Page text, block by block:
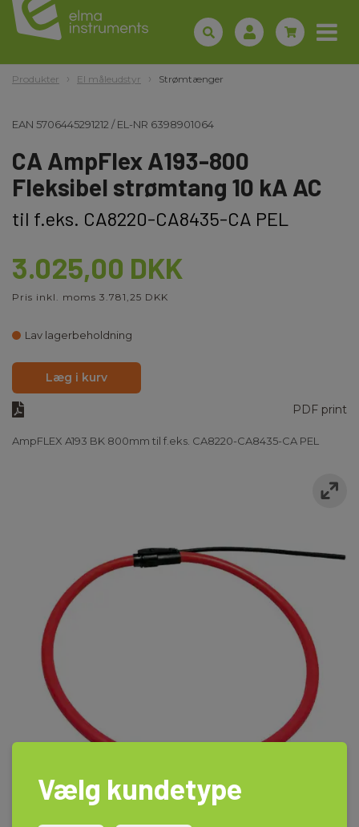
Produkter El måleudstyr Strømtænger
EAN 5706445291212 /EL-NR 6398901064
CA AmpFlex A193-800
Fleksibel strømtang 10 kA AC
til f.eks. CA8220-CA8435-CA PEL
3.025,00 DKK
Pris inkl. moms 3.781,25 DKK
Lav lagerbeholdning
Læg i kurv
PDF print
AmpFLEX A193 BK 800mm til f.eks. CA8220-CA8435-CA PEL
Vælg kundetype